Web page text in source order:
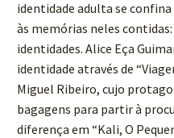
identidade adulta se confina
às memórias neles
identidades. Alice Eça
identidade através de
Miguel Ribeiro, cujo
bagagens para partir à
diferença em “Kali, O